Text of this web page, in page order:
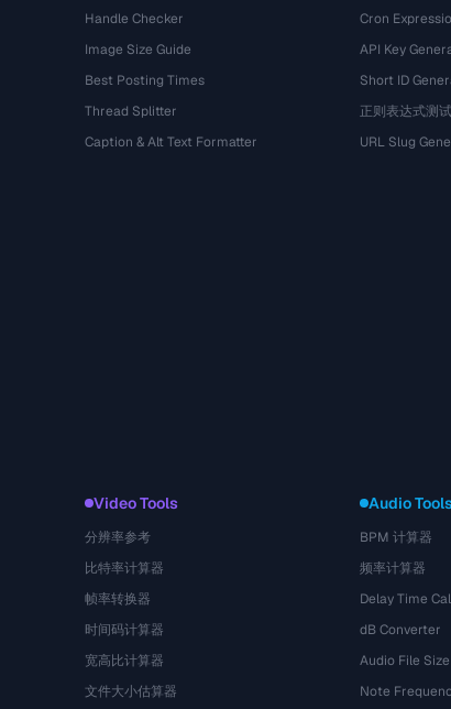
Handle Checker
Image Size Guide
Best Posting Times
Thread Splitter
Caption & Alt Text Formatter
Cron
API Key
Short ID
正则表达式测
URL Slug
Video Tools
分辨率参考
比特率计算器
帧率转换器
时间码计算器
宽高比计算器
文件大小估算器
Audio
BPM 计算器
频率计算器
Delay Time
dB Converter
Audio File
Note